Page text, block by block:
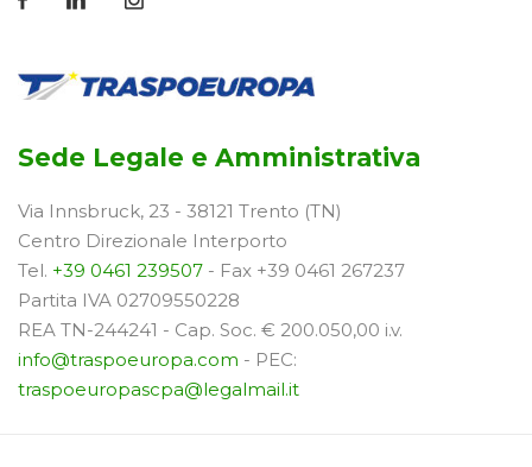
Sede Legale e Amministrativa
Via Innsbruck, 23 - 38121 Trento (TN)
Centro Direzionale Interporto
Tel. +39 0461 239507 - Fax +39 0461 267237
Partita IVA 02709550228
REA TN-244241 - Cap. Soc. € 200.050,00 i.v.
info@traspoeuropa.com - PEC:
traspoeuropascpa@legalmail.it